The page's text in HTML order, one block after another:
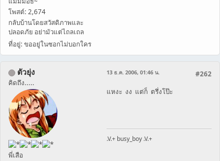
โพสต์: 2,674
กลับบ้านโดยสวัสดิภาพและ
ปลอดภัย อย่ามัวแต่ไถลเถล
ที่อยู่: ขออยู่ในซอกไม่บอกใคร
ตัวยุ่ง
คิดถึง.....
พี่เสือ
#262
13 ธ.ค. 2006, 01:46 น.
แหงะ งง แต่ก็ ตรึ่งโป๊ะ
.V.+ busy_boy .V.+